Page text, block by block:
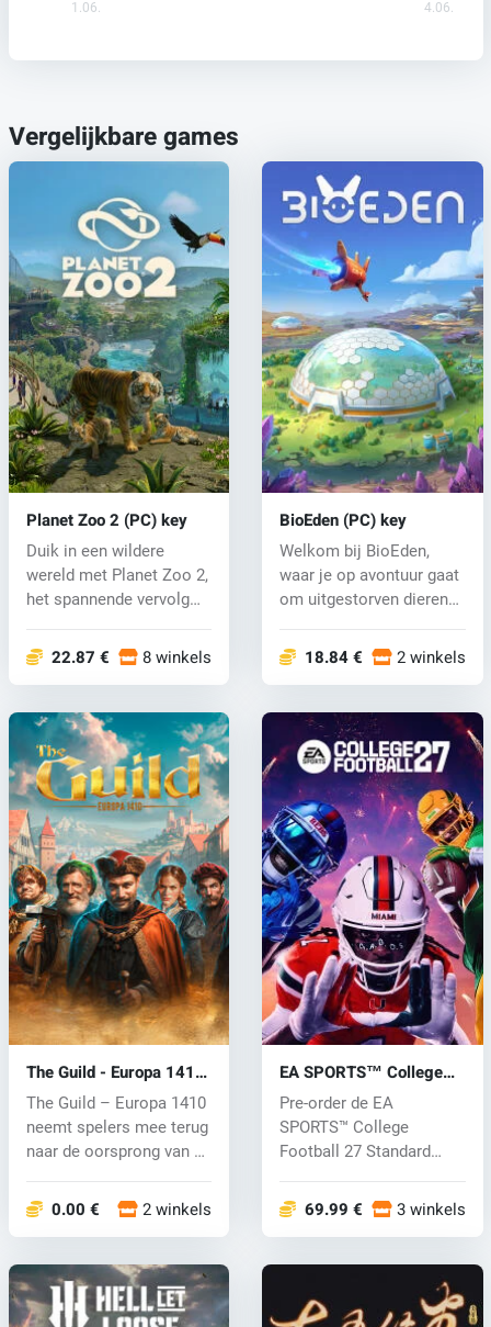
1.06. 4.06.
Vergelijkbare games
Planet Zoo 2 (PC) key
Duik in een wildere
wereld met Planet Zoo 2,
het spannende vervolg
22.87 € 8 winkels
BioEden (PC) key
Welkom bij BioEden,
waar je op avontuur gaat
om uitgestorven dieren
18.84 € 2 winkels
The Guild - Europa 1410
(PC) key
The Guild – Europa 1410
neemt spelers mee terug
naar de oorsprong van de
0.00 € 2 winkels
EA SPORTS™ College
Football 27 (PC) key
Pre-order de EA
SPORTS™ College
Football 27 Standard
69.99 € 3 winkels